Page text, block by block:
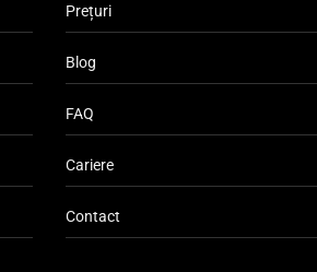
Prețuri
Blog
FAQ
Cariere
Contact